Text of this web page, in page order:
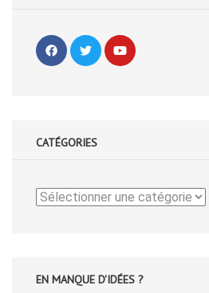
CATÉGORIES
Catégories
EN MANQUE D'IDÉES ?